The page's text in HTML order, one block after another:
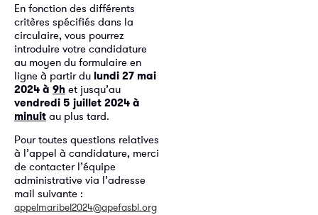
En fonction des différents
critères spécifiés dans la
circulaire, vous pourrez
introduire votre candidature
au moyen du formulaire en
ligne à partir du lundi 27 mai
2024 à 9h et jusqu’au
vendredi 5 juillet 2024 à
minuit au plus tard.
Pour toutes questions relatives
à l’appel à candidature, merci
de contacter l’équipe
administrative via l’adresse
mail suivante :
appelmaribel2024@apefasbl.org